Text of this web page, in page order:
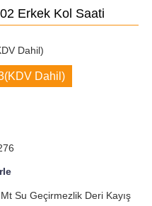
Erkek Kol Saati
Dahil)
(KDV Dahil)
Su Geçirmezlik Deri Kayış